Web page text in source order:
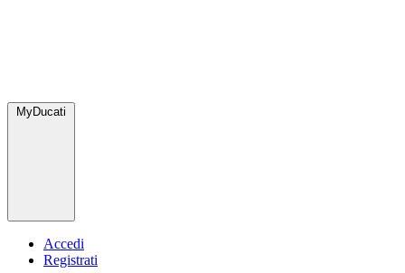
MyDucati
Accedi
Registrati